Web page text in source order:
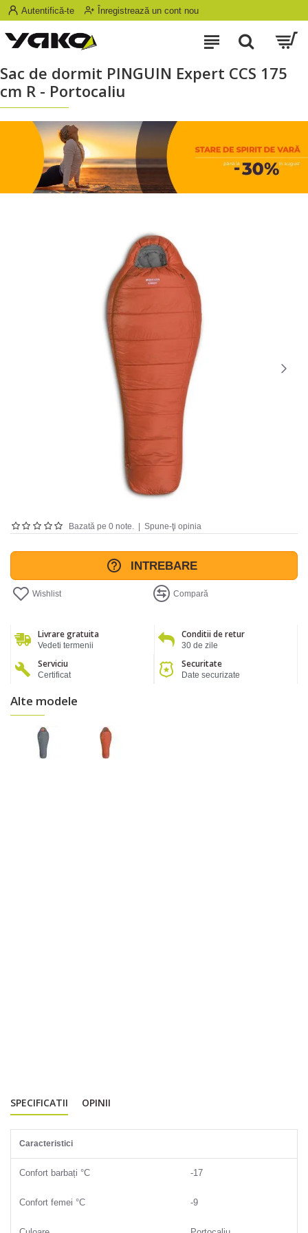
Autentifică-te Înregistrează un cont nou
Sac de dormit PINGUIN Expert CCS 175
cm R - Portocaliu
Bazată pe 0 note. Spune-ţi opinia
INTREBARE
Wishlist Compară
Livrare gratuita
Vedeti termenii
Conditii de retur
30 de zile
Serviciu
Certificat
Securitate
Date securizate
Alte modele
SPECIFICATII OPINII
Caracteristici
Confort barbați °C -17
Confort femei °C -9